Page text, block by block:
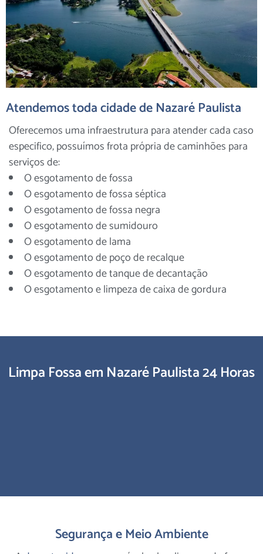
Atendemos toda cidade de Nazaré Paulista
Oferecemos uma infraestrutura para atender cada caso
especifico, possuímos frota própria de caminhões para
serviços de:
O esgotamento de fossa
O esgotamento de fossa séptica
O esgotamento de fossa negra
O esgotamento de sumidouro
O esgotamento de lama
O esgotamento de poço de recalque
O esgotamento de tanque de decantação
O esgotamento e limpeza de caixa de gordura
Limpa Fossa em Nazaré Paulista 24 Horas
Segurança e Meio Ambiente